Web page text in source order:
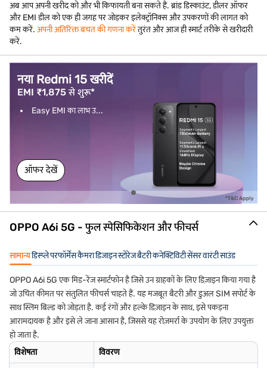
अब आप अपनी खरीद को और भी किफायती बना सकते हैं. ब्रांड डिस्काउंट, डीलर ऑफर
और EMI डील को एक ही जगह पर जोड़कर इलेक्ट्रॉनिक्स और उपकरणों की लागत को
कम करें. अपनी अतिरिक्त बचत की गणना करेंतुरंत और आज ही स्मार्ट तरीके से खरीदारी
करें.
नया Redmi 15 खरीदें
EMI ₹1,875 से शुरू*
Easy EMI का लाभ उ...
ऑफर देखें
OPPO A6i 5G - फुल स्पेसिफिकेशन और फीचर्स
सामान्यडिस्प्लेपरफॉर्मेंसकैमराडिजाइनस्टोरेजबैटरीकनेक्टिविटीसेंसरवारंटीसाउंड
OPPO A6i 5G एक मिड-रेंज स्मार्टफोन है जिसे उन ग्राहकों के लिए डिज़ाइन किया गया है
जो उचित कीमत पर संतुलित फीचर्स चाहते हैं. यह मजबूत बैटरी और डुअल SIM सपोर्ट के
साथ स्लिम बिल्ड को जोड़ता है. कई रंगों और हल्के डिज़ाइन के साथ, इसे पकड़ना
आरामदायक है और इसे ले जाना आसान है, जिससे यह रोज़मर्रा के उपयोग के लिए उपयुक्त
हो जाता है.
विशेषता
विवरण